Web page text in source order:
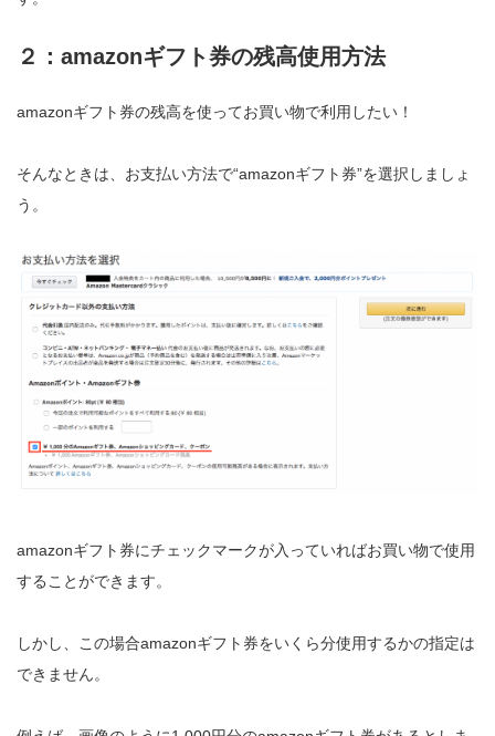
２：amazonギフト券の残高使用方法
amazonギフト券の残高を使ってお買い物で利用したい！
そんなときは、お支払い方法で“amazonギフト券”を選択しましょ
う。
amazonギフト券にチェックマークが入っていればお買い物で使用
することができます。
しかし、この場合amazonギフト券をいくら分使用するかの指定は
できません。